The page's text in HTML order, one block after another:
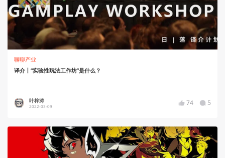
聊聊产业
译介丨“实验性玩法工作坊”是什么？
叶梓涛
2022-03-09 74 5